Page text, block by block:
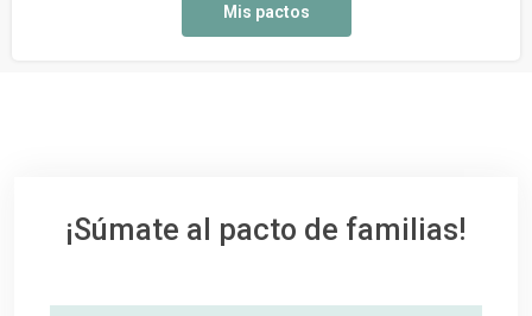
Mis pactos
¡Súmate al pacto de familias!